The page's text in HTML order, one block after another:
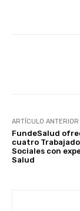
ARTÍCULO ANTERIOR
FundeSalud
cuatro
Sociales con
Salud